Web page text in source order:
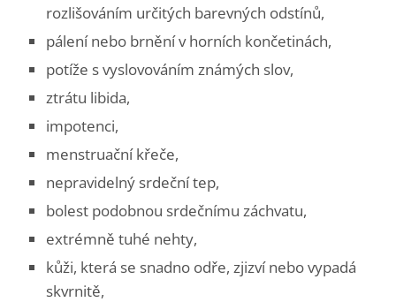
rozlišováním určitých barevných odstínů,
pálení nebo brnění v horních končetinách,
potíže s vyslovováním známých slov,
ztrátu libida,
impotenci,
menstruační křeče,
nepravidelný srdeční tep,
bolest podobnou srdečnímu záchvatu,
extrémně tuhé nehty,
kůži, která se snadno odře, zjizví nebo vypadá
skvrnitě,